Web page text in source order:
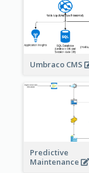
Umbraco CMS
Predictive
Maintenance